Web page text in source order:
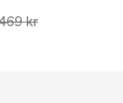
kr